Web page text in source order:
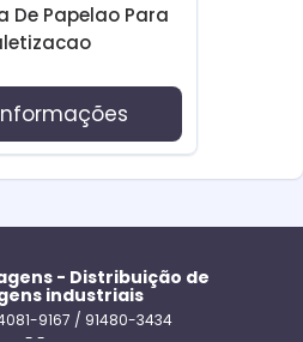
De Papelao Para
- Distribuição de
industriais
9167 / 91480-3434
- -